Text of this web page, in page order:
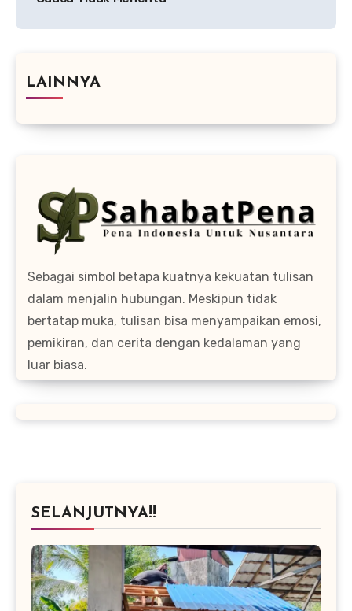
LAINNYA
Sebagai simbol betapa kuatnya kekuatan tulisan
dalam menjalin hubungan. Meskipun tidak
bertatap muka, tulisan bisa menyampaikan emosi,
pemikiran, dan cerita dengan kedalaman yang
luar biasa.
SELANJUTNYA!!